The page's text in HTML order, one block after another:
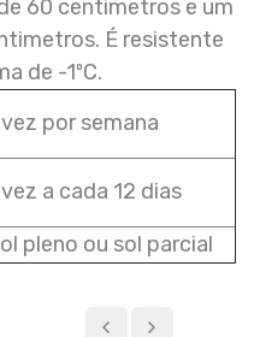
60 centimetros e um
É resistente
de -1ºC.
vez por semana
vez a cada 12 dias
pleno ou sol parcial